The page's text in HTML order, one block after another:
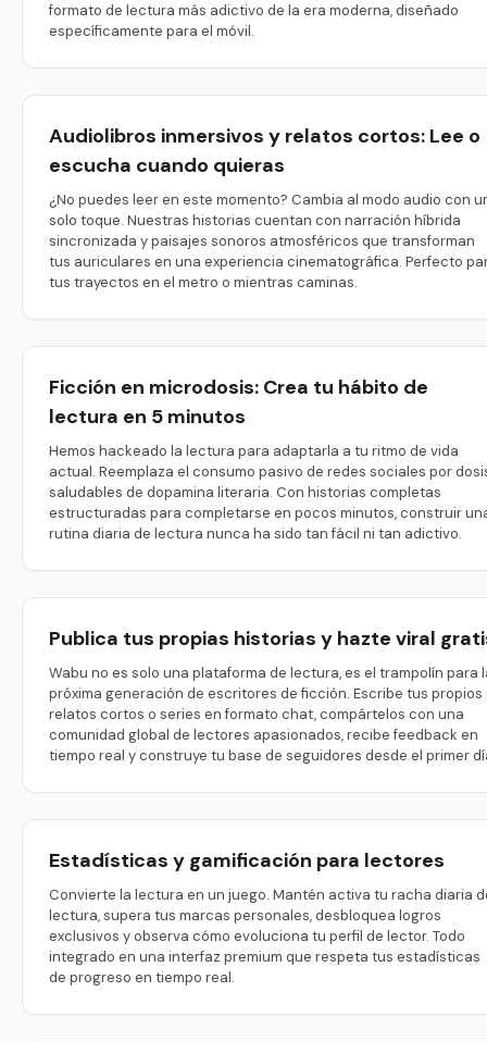
formato de lectura más adictivo de la era moderna, diseñado
específicamente para el móvil.
Audiolibros inmersivos y relatos cortos: Lee o
escucha cuando quieras
¿No puedes leer en este momento? Cambia al modo audio con
solo toque. Nuestras historias cuentan con narración híbrida
sincronizada y paisajes sonoros atmosféricos que transforman
tus auriculares en una experiencia cinematográfica. Perfecto
tus trayectos en el metro o mientras caminas.
Ficción en microdosis: Crea tu hábito de
lectura en 5 minutos
Hemos hackeado la lectura para adaptarla a tu ritmo de vida
actual. Reemplaza el consumo pasivo de redes sociales por
saludables de dopamina literaria. Con historias completas
estructuradas para completarse en pocos minutos, construir
rutina diaria de lectura nunca ha sido tan fácil ni tan adictivo.
Publica tus propias historias y hazte viral
Wabu no es solo una plataforma de lectura, es el trampolín para
próxima generación de escritores de ficción. Escribe tus propios
relatos cortos o series en formato chat, compártelos con una
comunidad global de lectores apasionados, recibe feedback en
tiempo real y construye tu base de seguidores desde el primer
Estadísticas y gamificación para lectores
Convierte la lectura en un juego. Mantén activa tu racha diaria
lectura, supera tus marcas personales, desbloquea logros
exclusivos y observa cómo evoluciona tu perfil de lector. Todo
integrado en una interfaz premium que respeta tus estadísticas
de progreso en tiempo real.